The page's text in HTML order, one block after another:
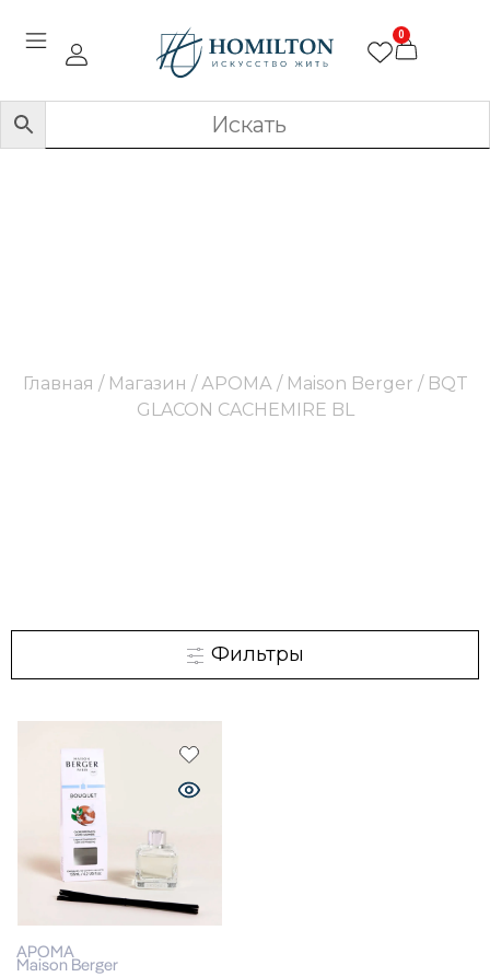
0
Главная / Магазин / АРОМА/ Maison Berger / BQT
GLACON CACHEMIRE BL
Фильтры
АРОМА
Maison Berger